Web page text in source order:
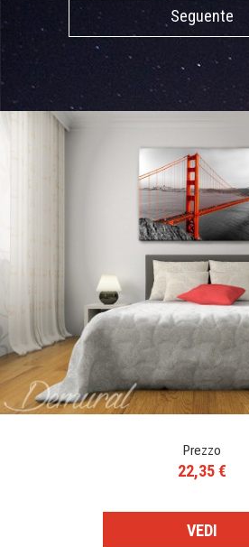
Seguente
Prezzo
22,35 €
VEDI